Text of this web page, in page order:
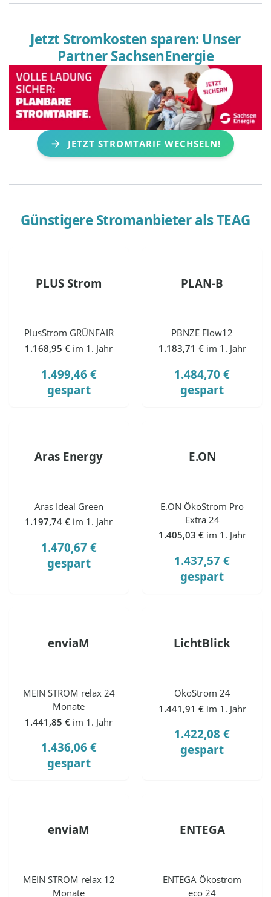
Jetzt Stromkosten sparen: Unser
Partner SachsenEnergie
JETZT STROMTARIF WECHSELN!
Günstigere Stromanbieter alsTEAG
PLUS Strom
PlusStrom GRÜNFAIR
1.168,95 € im 1. Jahr
1.499,46 €
gespart
PLAN-B
PBNZE Flow12
1.183,71 € im 1. Jahr
1.484,70 €
gespart
Aras Energy
Aras Ideal Green
1.197,74 € im 1. Jahr
1.470,67 €
gespart
E.ON
E.ON ÖkoStrom Pro
Extra 24
1.405,03 € im 1. Jahr
1.437,57 €
gespart
enviaM
MEIN STROM relax 24
Monate
1.441,85 € im 1. Jahr
1.436,06 €
gespart
LichtBlick
ÖkoStrom 24
1.441,91 € im 1. Jahr
1.422,08 €
gespart
enviaM
MEIN STROM relax 12
Monate
ENTEGA
ENTEGA Ökostrom
eco 24